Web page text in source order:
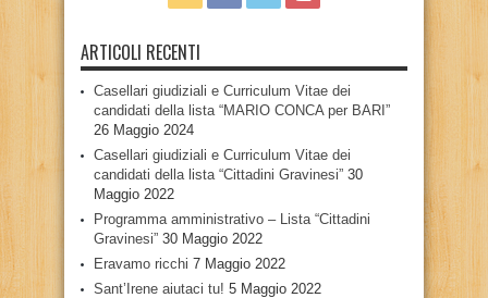
ARTICOLI RECENTI
Casellari giudiziali e Curriculum Vitae dei
candidati della lista “MARIO CONCA per BARI”
26 Maggio 2024
Casellari giudiziali e Curriculum Vitae dei
candidati della lista “Cittadini Gravinesi” 30
Maggio 2022
Programma amministrativo – Lista “Cittadini
Gravinesi” 30 Maggio 2022
Eravamo ricchi 7 Maggio 2022
Sant’Irene aiutaci tu! 5 Maggio 2022